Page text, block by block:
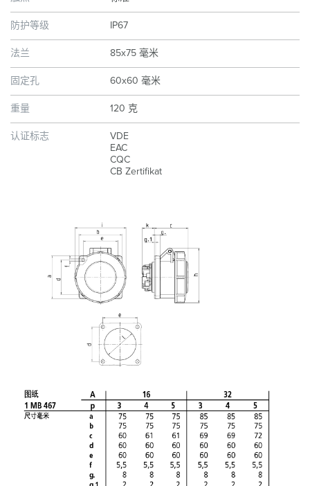
防护等级 IP67
法兰 85x75 毫米
固定孔 60x60 毫米
重量 120 克
认证标志
VDE
EAC
CQC
CB Zertifikat